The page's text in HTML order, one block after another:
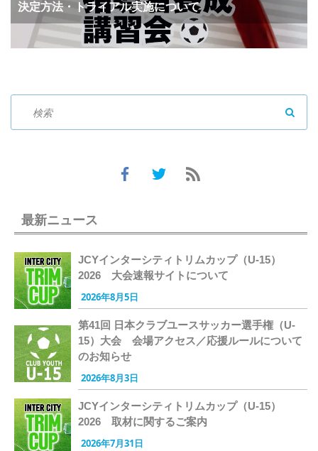
決定方法・トライアル実施について
最新ニュース
JCYインターシティトリムカップ（U-15）
2026 大会速報サイトについて
2026年8月5日
第41回 日本クラブユースサッカー選手権（U-
15）大会 会場アクセス／応援ルールについて
のお知らせ
2026年8月3日
JCYインターシティトリムカップ（U-15）
2026 取材に関するご案内
2026年7月31日